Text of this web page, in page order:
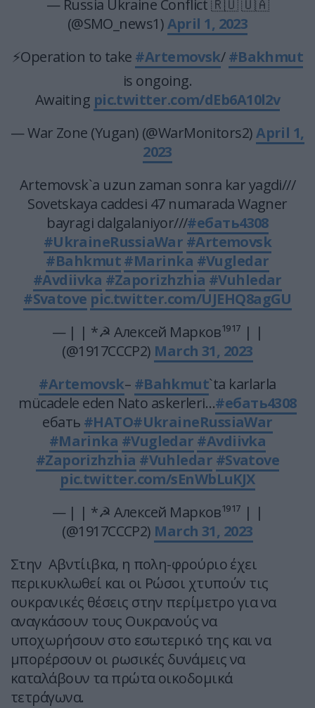
— Russia Ukraine Conflict 🇷🇺 🇺🇦
(@SMO_news1)April 1, 2023
⚡Operation to take #Artemovsk/#Bakhmut
is ongoing.
Awaiting pic.twitter.com/dEb6A10l2v
— War Zone (Yugan) (@WarMonitors2)April 1,
2023
Artemovsk`a uzun zaman sonra kar yagdi///
Sovetskaya caddesi 47 numarada Wagner
bayragi dalgalaniyor///#ебать4308
#UkraineRussiaWar #Artemovsk
#Bahkmut#Marinka #Vugledar
#Avdiivka #Zaporizhzhia #Vuhledar
#Svatove pic.twitter.com/UJEHQ8agGU
— | | *☭ Алексей Марков¹⁹¹⁷ | |
(@1917CCCP2) March 31, 2023
#Artemovsk– #Bahkmut`ta karlarla
mücadele eden Nato askerleri…#ебать4308
ебать #НАТО#UkraineRussiaWar
#Marinka #Vugledar #Avdiivka
#Zaporizhzhia #Vuhledar #Svatove
pic.twitter.com/sEnWbLuKJX
— | | *☭ Алексей Марков¹⁹¹⁷ | |
(@1917CCCP2) March 31, 2023
Στην Αβντίιβκα, η πολη-φρούριο έχει
περικυκλωθεί και οι Ρώσοι χτυπούν τις
ουκρανικές θέσεις στην περίμετρο για να
αναγκάσουν τους Ουκρανούς να
υποχωρήσουν στο εσωτερικό της και να
μπορέρσουν οι ρωσικές δυνάμεις να
καταλάβουν τα πρώτα οικοδομικά
τετράγωνα.